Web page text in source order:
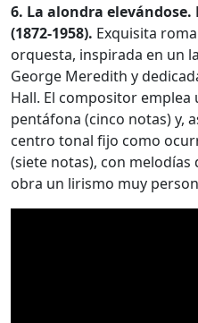
6. La alondra
(1872-1958). Exquisita
orquesta, inspirada en un
George Meredith y
Hall. El compositor emplea
pentáfona (cinco notas) y,
centro tonal fijo como
(siete notas), con melodías
obra un lirismo muy